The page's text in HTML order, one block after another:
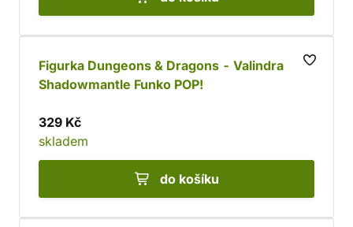
Figurka Dungeons & Dragons - Valindra
Shadowmantle Funko POP!
329 Kč
skladem
do košíku